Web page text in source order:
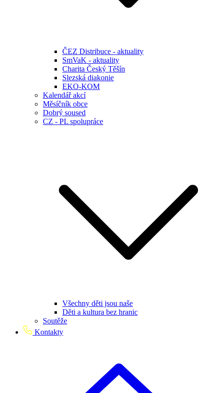
ČEZ Distribuce - aktuality
SmVaK - aktuality
Charita Český Těšín
Slezská diakonie
EKO-KOM
Kalendář akcí
Měsíčník obce
Dobrý soused
CZ - PL spolupráce
Všechny děti jsou naše
Děti a kultura bez hranic
Soutěže
Kontakty